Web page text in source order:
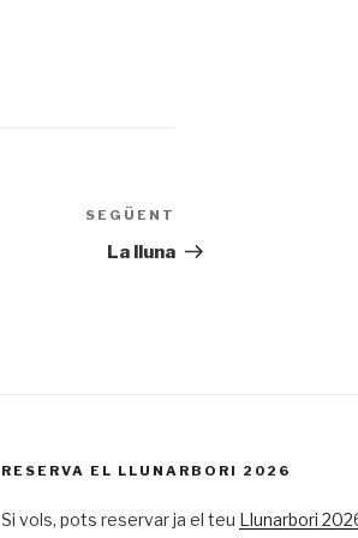
següent
SEGÜENT
La lluna
RESERVA EL LLUNARBORI 2026
Si vols, pots reservar ja el teu Llunarbori